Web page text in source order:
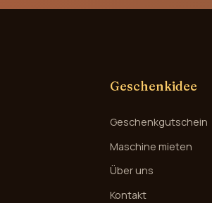
Geschenkidee
Geschenkgutschein
Maschine mieten
Über uns
Kontakt